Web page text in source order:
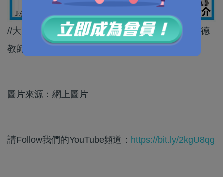
//大家覺得，「教脅」有咩最賣得？我就估係「失德
教師保護傘」喇！//
圖片來源：網上圖片
請Follow我們的YouTube頻道： https://bit.ly/2kgU8qg